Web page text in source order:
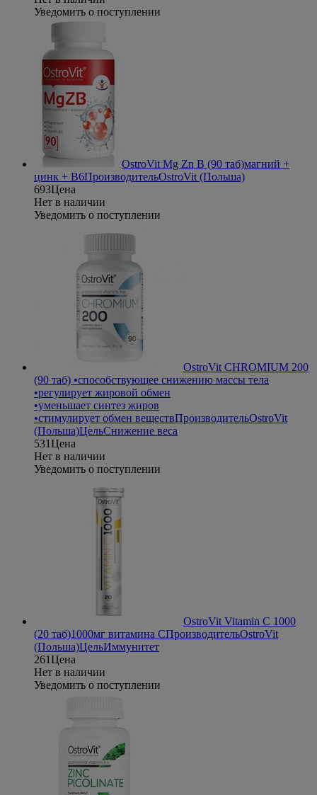
Уведомить о поступлении
OstroVit Mg Zn B (90 таб)магний +
цинк + В6ПроизводительOstroVit (Польша)
693Цена
Нет в наличии
Уведомить о поступлении
OstroVit CHROMIUM 200
(90 таб) •способствующее снижению массы тела
•регулирует жировой обмен
•уменьшает синтез жиров
•стимулирует обмен веществПроизводительOstroVit
(Польша)ЦельСнижение веса
531Цена
Нет в наличии
Уведомить о поступлении
OstroVit Vitamin C 1000
(20 таб)1000мг витамина СПроизводительOstroVit
(Польша)ЦельИммунитет
261Цена
Нет в наличии
Уведомить о поступлении